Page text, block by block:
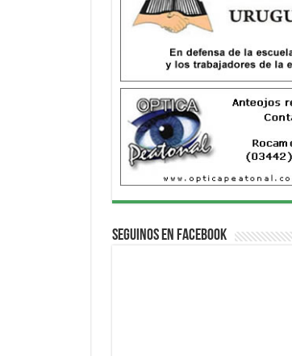
Seguinos en Facebook